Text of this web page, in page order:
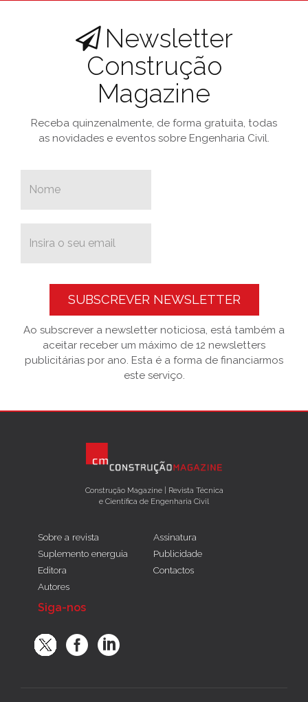
Newsletter
Construção
Magazine
Receba quinzenalmente, de forma gratuita, todas
as novidades e eventos sobre Engenharia Civil.
SUBSCREVER NEWSLETTER
Ao subscrever a newsletter noticiosa, está também a
aceitar receber um máximo de 12 newsletters
publicitárias por ano. Esta é a forma de financiarmos
este serviço.
Construção Magazine | Revista Técnica
e Científica de Engenharia Civil
Sobre a revista
Suplemento energuia
Editora
Autores
Assinatura
Publicidade
Contactos
Siga-nos